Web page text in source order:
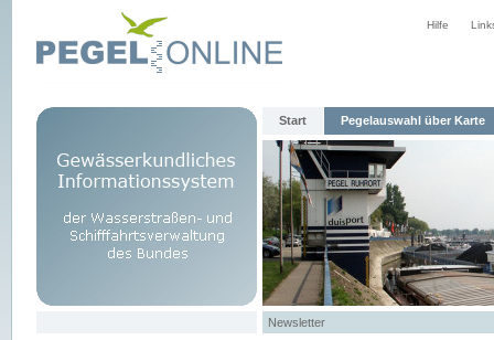
Hilfe
Start Pegelauswahl über Karte
Newsletter